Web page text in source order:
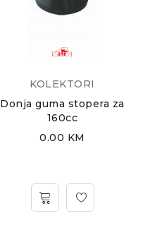
KOLEKTORI
Donja guma stopera za
160cc
0.00 KM